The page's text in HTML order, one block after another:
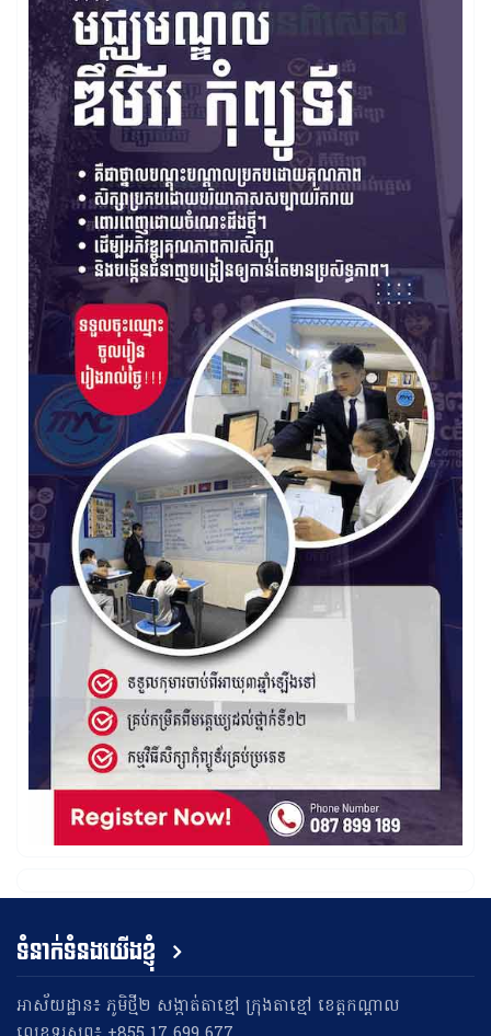
ទំនាក់ទំនងយើងខ្ញុំ
អាស័យដ្ឋាន៖ ភូមិថ្មី២ សង្កាត់តាខ្មៅ ក្រុងតាខ្មៅ ខេត្តកណ្តាល